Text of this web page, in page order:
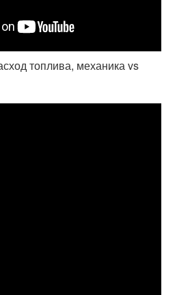
топлива, механика vs